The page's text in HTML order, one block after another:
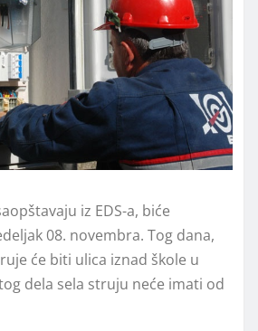
iz EDS-a, biće
08. novembra. Tog dana,
će biti ulica iznad škole u
dela sela struju neće imati od